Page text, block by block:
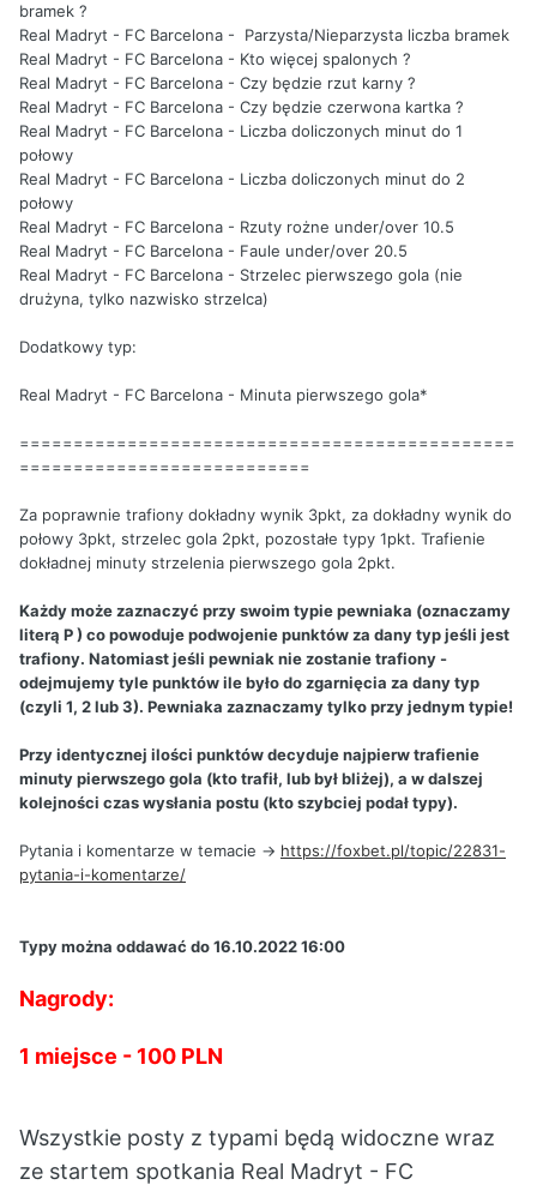
bramek ?
Real Madryt - FC Barcelona - Parzysta/Nieparzysta liczba bramek
Real Madryt - FC Barcelona - Kto więcej spalonych ?
Real Madryt - FC Barcelona - Czy będzie rzut karny ?
Real Madryt - FC Barcelona - Czy będzie czerwona kartka ?
Real Madryt - FC Barcelona - Liczba doliczonych minut do 1
połowy
Real Madryt - FC Barcelona - Liczba doliczonych minut do 2
połowy
Real Madryt - FC Barcelona - Rzuty rożne under/over 10.5
Real Madryt - FC Barcelona - Faule under/over 20.5
Real Madryt - FC Barcelona - Strzelec pierwszego gola (nie
drużyna, tylko nazwisko strzelca)
Dodatkowy typ:
Real Madryt - FC Barcelona - Minuta pierwszego gola*
==============================================
===========================
Za poprawnie trafiony dokładny wynik 3pkt, za dokładny wynik do
połowy 3pkt, strzelec gola 2pkt, pozostałe typy 1pkt. Trafienie
dokładnej minuty strzelenia pierwszego gola 2pkt.
Każdy może zaznaczyć przy swoim typie pewniaka (oznaczamy
literą P ) co powoduje podwojenie punktów za dany typ jeśli jest
trafiony. Natomiast jeśli pewniak nie zostanie trafiony -
odejmujemy tyle punktów ile było do zgarnięcia za dany typ
(czyli 1, 2 lub 3). Pewniaka zaznaczamy tylko przy jednym typie!
Przy identycznej ilości punktów decyduje najpierw trafienie
minuty pierwszego gola (kto trafił, lub był bliżej), a w dalszej
kolejności czas wysłania postu (kto szybciej podał typy).
Pytania i komentarze w temacie -> https://foxbet.pl/topic/22831-
pytania-i-komentarze/
Typy można oddawać do 16.10.2022 16:00
Nagrody:
1 miejsce - 100 PLN
Wszystkie posty z typami będą widoczne wraz
ze startem spotkania Real Madryt - FC